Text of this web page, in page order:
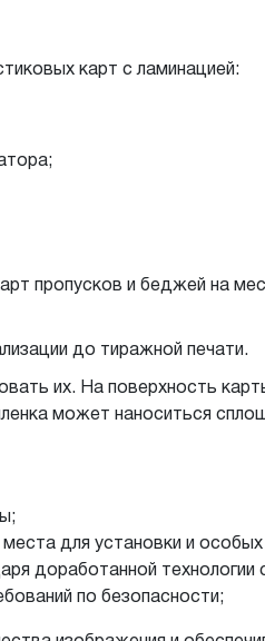
карт с ламинацией:
пропусков и беджей на
до тиражной печати.
их. На поверхность
может наноситься
для установки и
доработанной технологии
по безопасности;